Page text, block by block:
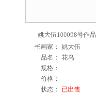
姚大伍100098号作品
书画家： 姚大伍
品名： 花鸟
规格：
价格：
状态：
已出售